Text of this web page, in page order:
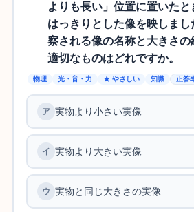
よりも長い」位置に置いた
はっきりとした像を映しま
察される像の名称と大きさの
適切なものはどれですか。
物理 光・音・力 ★ やさしい 知識 正答
実物より小さい実像
実物より大きい実像
実物と同じ大きさの実像